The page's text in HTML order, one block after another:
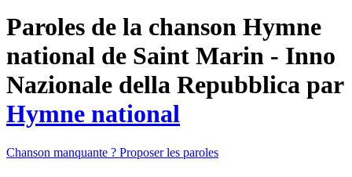
Paroles de la chanson Hymne
national de Saint Marin - Inno
Nazionale della Repubblica par
Hymne national
Chanson manquante ? Proposer les paroles